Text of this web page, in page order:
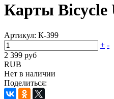
Карты Bicycle
Артикул: К-399
+ -
2 399 руб
RUB
Нет в наличии
Поделиться: